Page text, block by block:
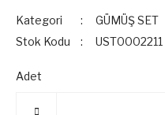
Kategori
GÜMÜŞ SET
Stok Kodu
UST0002211
Adet